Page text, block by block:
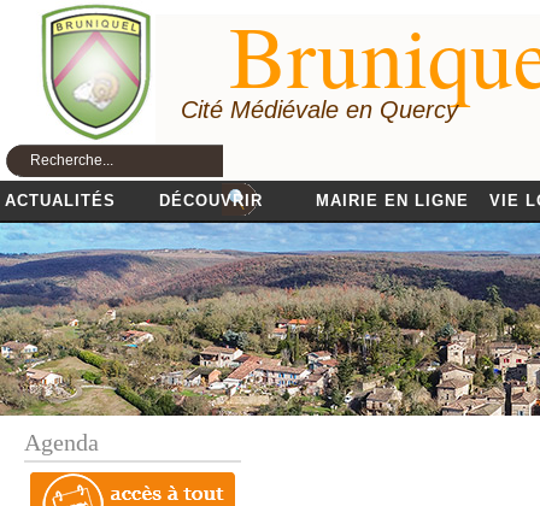
Cité Médiévale en Quercy
ACTUALITÉS DÉCOUVRIR MAIRIE EN LIGNE VIE
Agenda